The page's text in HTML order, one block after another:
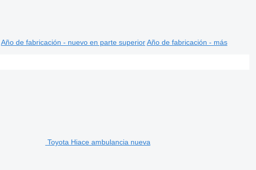
Año de fabricación - nuevo en parte superior Año de fabricación - más
Toyota Hiace ambulancia nueva